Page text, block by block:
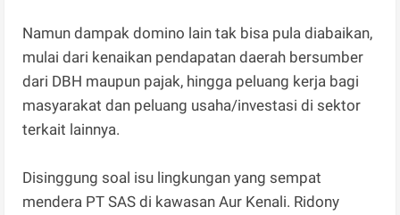
Namun dampak domino lain tak bisa pula diabaikan,
mulai dari kenaikan pendapatan daerah bersumber
dari DBH maupun pajak, hingga peluang kerja bagi
masyarakat dan peluang usaha/investasi di sektor
terkait lainnya.
Disinggung soal isu lingkungan yang sempat
mendera PT SAS di kawasan Aur Kenali. Ridony